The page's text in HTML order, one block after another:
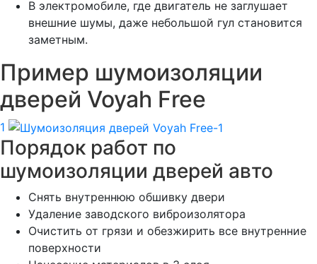
В электромобиле, где двигатель не заглушает
внешние шумы, даже небольшой гул становится
заметным.
Пример шумоизоляции
дверей Voyah Free
1
Порядок работ по
шумоизоляции дверей авто
Снять внутреннюю обшивку двери
Удаление заводского виброизолятора
Очистить от грязи и обезжирить все внутренние
поверхности